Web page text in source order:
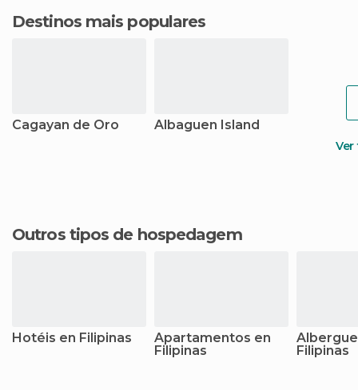
Destinos mais populares
Cagayan de Oro Albaguen Island
Outros tipos de hospedagem
Hotéis en Filipinas
Apartamentos en
Filipinas
Filipinas